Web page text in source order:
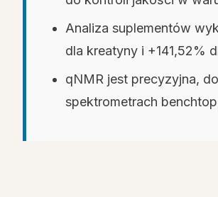
Analiza suplementów
dla kreatyny i +141,52%
qNMR jest precyzyjna,
spektrometrach